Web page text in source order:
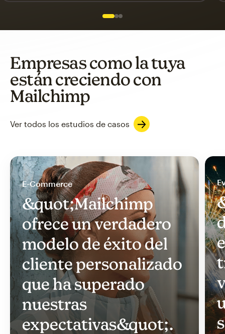
Slide 1 of 3
Go to slide 2 of 3
Go to slide 3 of 3
Empresas como la tuya
están creciendo con
Mailchimp
Ver todos los estudios de casos
E-Commerce
&quot;Mailchimp
ofrece un verdadero
modelo de éxito del
cliente personalizado
que ha superado
nuestras
expectativas&quot;.